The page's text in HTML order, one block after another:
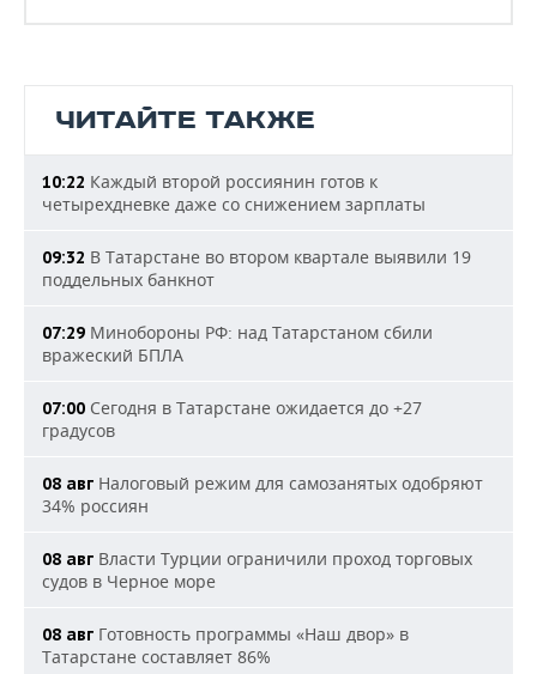
ЧИТАЙТЕ ТАКЖЕ
10:22 Каждый второй россиянин готов к
четырехдневке даже со снижением зарплаты
09:32 В Татарстане во втором квартале выявили 19
поддельных банкнот
07:29 Минобороны РФ: над Татарстаном сбили
вражеский БПЛА
07:00 Сегодня в Татарстане ожидается до +27
градусов
08 авг Налоговый режим для самозанятых одобряют
34% россиян
08 авг Власти Турции ограничили проход торговых
судов в Черное море
08 авг Готовность программы «Наш двор» в
Татарстане составляет 86%